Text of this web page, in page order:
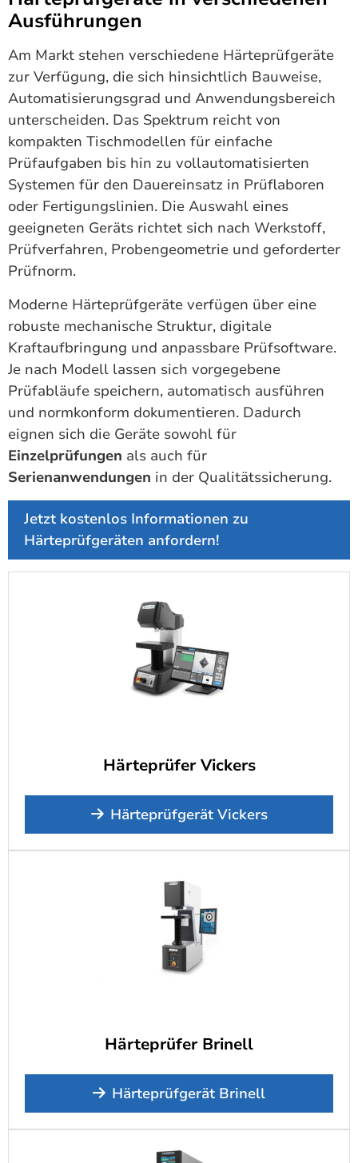
Ausführungen
Am Markt stehen verschiedene Härteprüfgeräte
zur Verfügung, die sich hinsichtlich Bauweise,
Automatisierungsgrad und Anwendungsbereich
unterscheiden. Das Spektrum reicht von
kompakten Tischmodellen für einfache
Prüfaufgaben bis hin zu vollautomatisierten
Systemen für den Dauereinsatz in Prüflaboren
oder Fertigungslinien. Die Auswahl eines
geeigneten Geräts richtet sich nach Werkstoff,
Prüfverfahren, Probengeometrie und geforderter
Prüfnorm.
Moderne Härteprüfgeräte verfügen über eine
robuste mechanische Struktur, digitale
Kraftaufbringung und anpassbare Prüfsoftware.
Je nach Modell lassen sich vorgegebene
Prüfabläufe speichern, automatisch ausführen
und normkonform dokumentieren. Dadurch
eignen sich die Geräte sowohl für
Einzelprüfungen als auch für
Serienanwendungen in der Qualitätssicherung.
Jetzt kostenlos Informationen zu
Härteprüfgeräten anfordern!
Härteprüfer Vickers
Härteprüfgerät Vickers
Härteprüfer Brinell
Härteprüfgerät Brinell